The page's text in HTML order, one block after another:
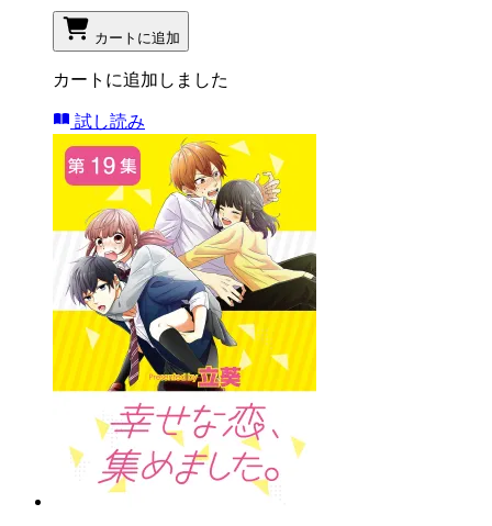
カートに追加
カートに追加しました
試し読み